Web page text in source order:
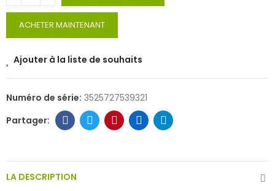
ACHETER MAINTENANT
Ajouter à la liste de souhaits
Numéro de série: 3525727539321
LA DESCRIPTION